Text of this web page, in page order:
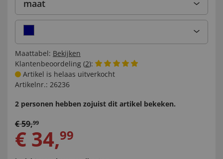
maat
Maattabel: Bekijken
Klantenbeoordeling (2):
Artikel is helaas uitverkocht
Artikelnr.: 26236
2 personen hebben zojuist dit artikel bekeken.
€59,99
€ 34,99